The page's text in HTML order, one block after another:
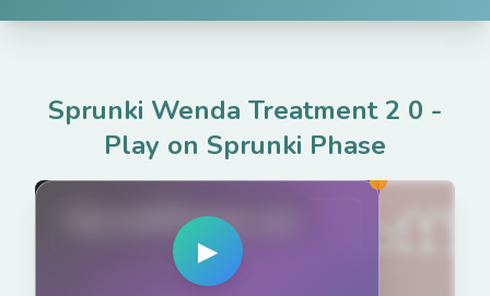
Sprunki Wenda Treatment 2 0 -
Play on Sprunki Phase
SprunkiPhases.net
▶